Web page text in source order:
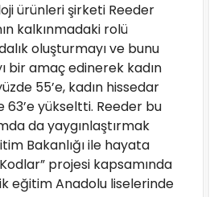
ürünleri şirketi Reeder
kalkınmadaki rolü
oluşturmayı ve bunu
bir amaç edinerek kadın
55’e, kadın hissedar
63’e yükseltti. Reeder bu
da yaygınlaştırmak
Bakanlığı ile hayata
projesi kapsamında
eğitim Anadolu liselerinde